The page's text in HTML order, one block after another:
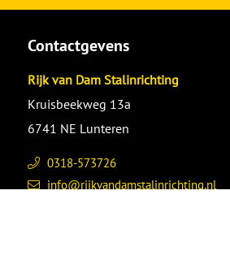
Contactgevens
Rijk van Dam Stalinrichting
Kruisbeekweg 13a
6741 NE Lunteren
0318-573726
info@rijkvandamstalinrichting.nl